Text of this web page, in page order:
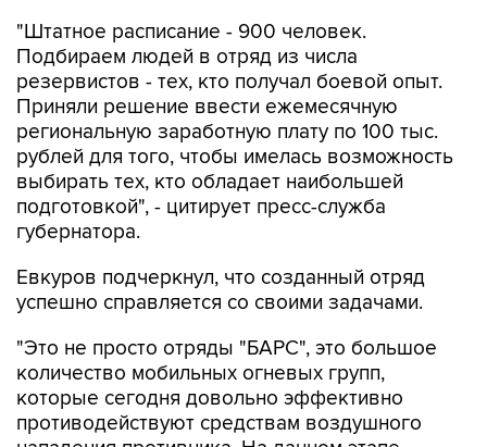
"Штатное расписание - 900 человек.
Подбираем людей в отряд из числа
резервистов - тех, кто получал боевой опыт.
Приняли решение ввести ежемесячную
региональную заработную плату по 100 тыс.
рублей для того, чтобы имелась возможность
выбирать тех, кто обладает наибольшей
подготовкой", - цитирует пресс-служба
губернатора.
Евкуров подчеркнул, что созданный отряд
успешно справляется со своими задачами.
"Это не просто отряды "БАРС", это большое
количество мобильных огневых групп,
которые сегодня довольно эффективно
противодействуют средствам воздушного